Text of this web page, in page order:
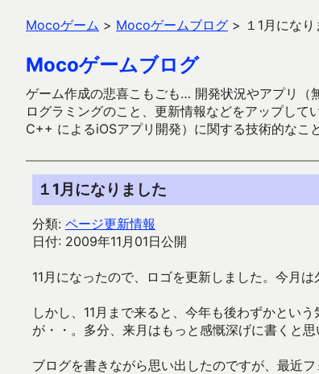
Mocoゲーム > Mocoゲームブログ > １1月になり
Mocoゲームブログ
ゲーム作成の悲喜こもごも… 開発状況やアプリ
ログラミングのこと、更新情報などをアップし
C++ によるiOSアプリ開発）に関する技術的なこ
１1月になりました
分類: ページ更新情報
日付: 2009年11月01日公開
11月になったので、ロゴを更新しました。今月
しかし、11月まで来ると、今年も後わずかとい
が・・。多分、来月はもっと感慨深げに書くと思
ブログを書きながら思い出したのですが、最近